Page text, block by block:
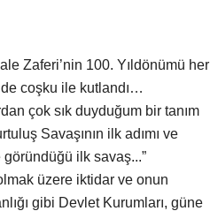
Zaferi’nin 100. Yıldönümü her
coşku ile kutlandı…
çok sık duyduğum bir tanım
Savaşının ilk adımı ve
ilk savaş...”
üzere iktidar ve onun
gibi Devlet Kurumları, güne